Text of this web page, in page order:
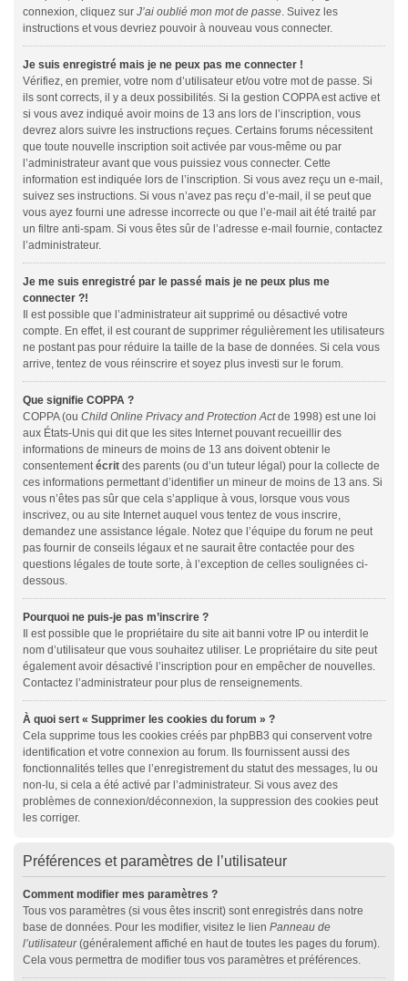
connexion, cliquez sur J’ai oublié mon mot de passe. Suivez les
instructions et vous devriez pouvoir à nouveau vous connecter.
Je suis enregistré mais je ne peux pas me connecter !
Vérifiez, en premier, votre nom d’utilisateur et/ou votre mot de passe. Si
ils sont corrects, il y a deux possibilités. Si la gestion COPPA est active et
si vous avez indiqué avoir moins de 13 ans lors de l’inscription, vous
devrez alors suivre les instructions reçues. Certains forums nécessitent
que toute nouvelle inscription soit activée par vous-même ou par
l’administrateur avant que vous puissiez vous connecter. Cette
information est indiquée lors de l’inscription. Si vous avez reçu un e-mail,
suivez ses instructions. Si vous n’avez pas reçu d’e-mail, il se peut que
vous ayez fourni une adresse incorrecte ou que l’e-mail ait été traité par
un filtre anti-spam. Si vous êtes sûr de l’adresse e-mail fournie, contactez
l’administrateur.
Je me suis enregistré par le passé mais je ne peux plus me
connecter ?!
Il est possible que l’administrateur ait supprimé ou désactivé votre
compte. En effet, il est courant de supprimer régulièrement les utilisateurs
ne postant pas pour réduire la taille de la base de données. Si cela vous
arrive, tentez de vous réinscrire et soyez plus investi sur le forum.
Que signifie COPPA ?
COPPA (ou Child Online Privacy and Protection Actde 1998) est une loi
aux États-Unis qui dit que les sites Internet pouvant recueillir des
informations de mineurs de moins de 13 ans doivent obtenir le
consentementécrit des parents (ou d’un tuteur légal) pour la collecte de
ces informations permettant d’identifier un mineur de moins de 13 ans. Si
vous n’êtes pas sûr que cela s’applique à vous, lorsque vous vous
inscrivez, ou au site Internet auquel vous tentez de vous inscrire,
demandez une assistance légale. Notez que l’équipe du forum ne peut
pas fournir de conseils légaux et ne saurait être contactée pour des
questions légales de toute sorte, à l’exception de celles soulignées ci-
dessous.
Pourquoi ne puis-je pas m’inscrire ?
Il est possible que le propriétaire du site ait banni votre IP ou interdit le
nom d’utilisateur que vous souhaitez utiliser. Le propriétaire du site peut
également avoir désactivé l’inscription pour en empêcher de nouvelles.
Contactez l’administrateur pour plus de renseignements.
À quoi sert « Supprimer les cookies du forum » ?
Cela supprime tous les cookies créés par phpBB3 qui conservent votre
identification et votre connexion au forum. Ils fournissent aussi des
fonctionnalités telles que l’enregistrement du statut des messages, lu ou
non-lu, si cela a été activé par l’administrateur. Si vous avez des
problèmes de connexion/déconnexion, la suppression des cookies peut
les corriger.
Préférences et paramètres de l’utilisateur
Comment modifier mes paramètres ?
Tous vos paramètres (si vous êtes inscrit) sont enregistrés dans notre
base de données. Pour les modifier, visitez le lien Panneau de
l’utilisateur(généralement affiché en haut de toutes les pages du forum).
Cela vous permettra de modifier tous vos paramètres et préférences.